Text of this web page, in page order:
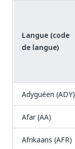
Langue (code
de langue)
Adyguéen (ADY)
Afar (AA)
Afrikaans (AFR)